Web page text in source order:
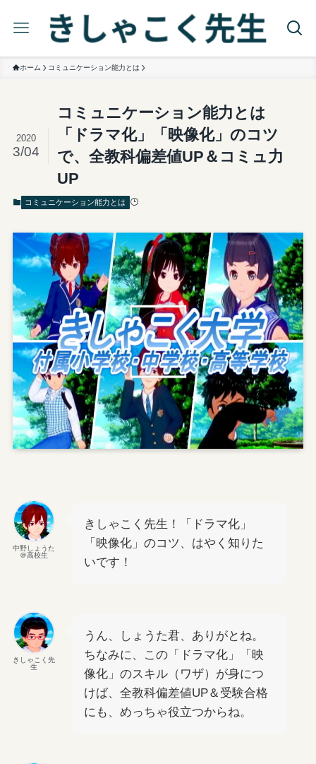
ホーム コミュニケーション能力とは
コミュニケーション能力とは
「ドラマ化」「映像化」のコツ
で、全教科偏差値UP＆コミュ力
UP
2020
3/04
コミュニケーション能力とは
中野しょうた
＠高校生
きしゃこく先生！「ドラマ化」
「映像化」のコツ、はやく知りた
いです！
きしゃこく先
生
うん、しょうた君、ありがとね。
ちなみに、この「ドラマ化」「映
像化」のスキル（ワザ）が身につ
けば、全教科偏差値UP＆受験合格
にも、めっちゃ役立つからね。